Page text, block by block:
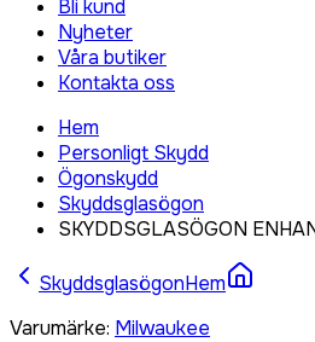
Bli kund
Nyheter
Våra butiker
Kontakta oss
Hem
Personligt Skydd
Ögonskydd
Skyddsglasögon
SKYDDSGLASÖGON
SkyddsglasögonHem
Varumärke: Milwaukee